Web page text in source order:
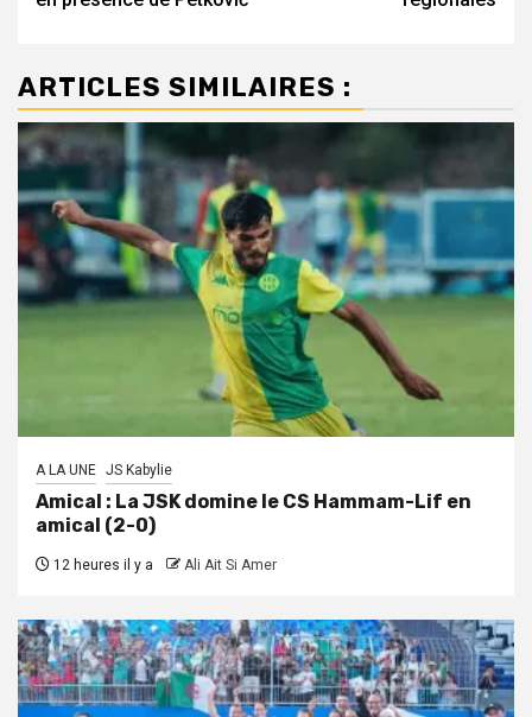
ARTICLES SIMILAIRES :
A LA UNE JS Kabylie
Amical : La JSK domine le CS Hammam-Lif en
amical (2-0)
12 heures il y a Ali Ait Si Amer